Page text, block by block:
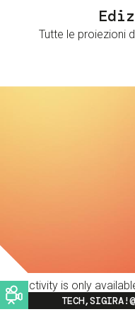
Tutte le proiezioni
This activity is only
Image